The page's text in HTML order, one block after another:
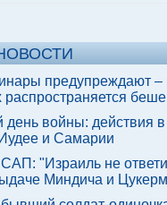
предупреждают –
распространяется
день войны: действия
и Самарии
"Израиль не
Миндича и